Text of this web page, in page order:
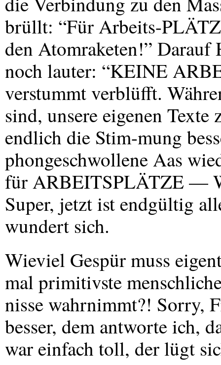
brüllt: “Für Arbeits-
den Atomraketen!” Darauf
noch lauter: “KEINE
verstummt verblüfft.
sind, unsere eigenen
endlich die Stim-mung
phongeschwollene Aas
für ARBEITSPLÄTZE —
Super, jetzt ist endgültig
wundert sich.
Wieviel Gespür muss
mal primitivste
nisse wahrnimmt?! Sorry,
besser, dem antworte ich,
war einfach toll, der lügt